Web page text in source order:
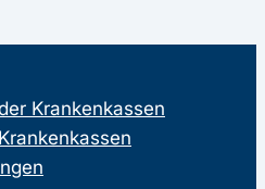
Krankenkassen